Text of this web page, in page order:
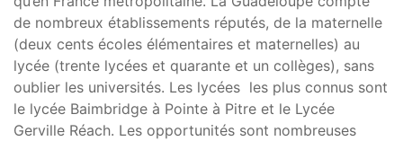
de nombreux établissements réputés, de la maternelle
(deux cents écoles élémentaires et maternelles) au
lycée (trente lycées et quarante et un collèges), sans
oublier les universités. Les lycées les plus connus sont
le lycée Baimbridge à Pointe à Pitre et le Lycée
Gerville Réach. Les opportunités sont nombreuses